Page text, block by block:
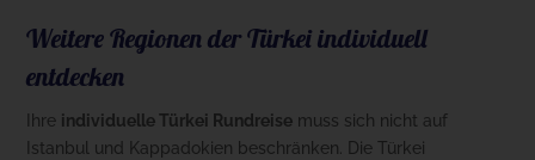
Weitere Regionen der Türkei individuell
entdecken
Ihre individuelle Türkei Rundreise muss sich nicht auf
Istanbul und Kappadokien beschränken. Die Türkei